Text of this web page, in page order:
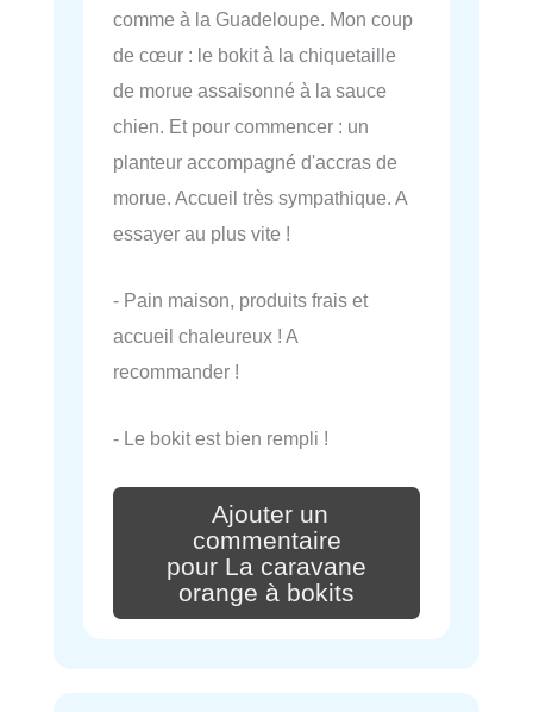
comme à la Guadeloupe. Mon coup
de cœur : le bokit à la chiquetaille
de morue assaisonné à la sauce
chien. Et pour commencer : un
planteur accompagné d'accras de
morue. Accueil très sympathique. A
essayer au plus vite !
- Pain maison, produits frais et
accueil chaleureux ! A
recommander !
- Le bokit est bien rempli !
Ajouter un
commentaire
pour La caravane
orange à bokits